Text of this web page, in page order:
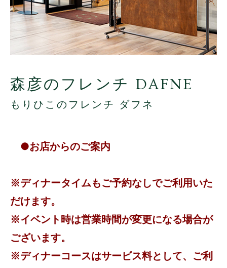
森彦のフレンチ DAFNE
もりひこのフレンチ ダフネ
●お店からのご案内
※ディナータイムもご予約なしでご利用いた
だけます。
※イベント時は営業時間が変更になる場合が
ございます。
※ディナーコースはサービス料として、ご利